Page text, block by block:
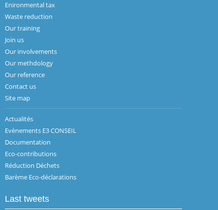
Enironmental tax
Waste reduction
Our training
Join us
Our involvements
Our methdology
Our reference
Contact us
Site map
Actualités
Evènements E3 CONSEIL
Documentation
Eco-contributions
Réduction Déchets
Barème Eco-déclarations
Last tweets